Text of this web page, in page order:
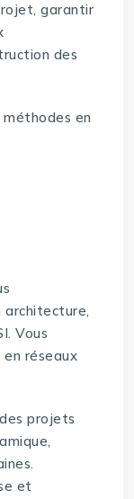
garantir
des
en
architecture,
Vous
réseaux
projets
et